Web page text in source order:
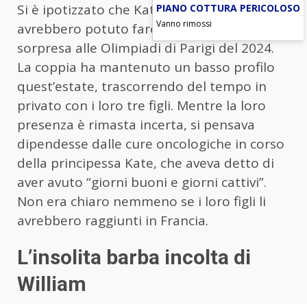
Si è ipotizzato che Kate e William
avrebbero potuto fare un’apparizione a
sorpresa alle Olimpiadi di Parigi del 2024.
La coppia ha mantenuto un basso profilo
quest’estate, trascorrendo del tempo in
privato con i loro tre figli. Mentre la loro
presenza è rimasta incerta, si pensava
dipendesse dalle cure oncologiche in corso
della principessa Kate, che aveva detto di
aver avuto “giorni buoni e giorni cattivi”.
Non era chiaro nemmeno se i loro figli li
avrebbero raggiunti in Francia.
L’insolita barba incolta di
William
PIANO COTTURA PERICOLOSO
Vanno rimossi